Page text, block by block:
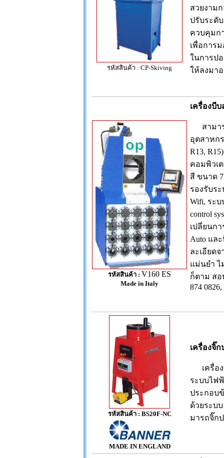
รหัสสินค้า : CP-Skiving
สวยงาม
ปรับระดั
ควบคุมกา
เพื่อการ
ในการป
ให้ลงมา
รหัสสินค้า : V160 ES
Made in Italy
เครื่องบี
สามาร
อุตสาหกร
R13,
คอมพิวเต
สี ขนาด
รองรับระ
Wifi, ระบ
control
เปลี่ยนกา
Auto แล
ละเอียด
แม่นยำ ไ
ก็ตาม สอ
874
รหัสสินค้า : BS20F-NC
MADE IN ENGLAND
เครื่องจิ๊
เครื่อง
ระบบไฟ
ประกอบ
ด้วยระบบ
มารถจิ๊ก